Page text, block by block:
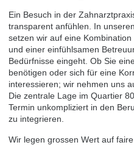
Ein Besuch in der
transparent anfühlen. In
setzen wir auf eine
und einer einfühlsamen
Bedürfnisse eingeht. Ob Sie
benötigen oder sich für eine
interessieren; wir nehmen uns
Die zentrale Lage im Quartier
Termin unkompliziert in den
zu integrieren.
Wir legen grossen Wert auf